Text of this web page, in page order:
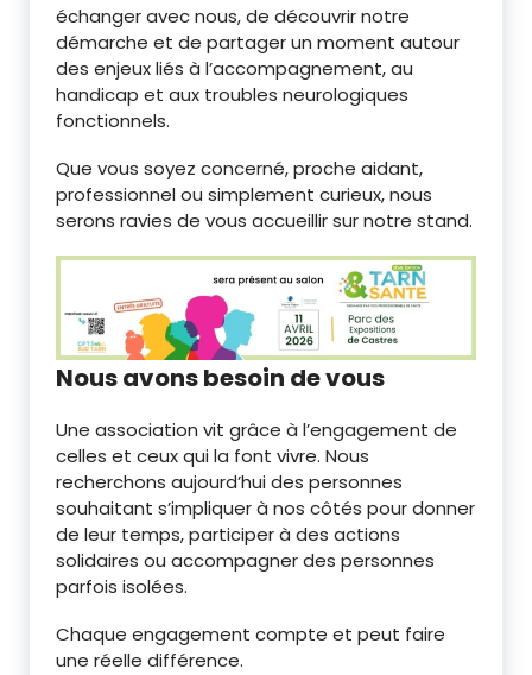
échanger avec nous, de découvrir notre
démarche et de partager un moment autour
des enjeux liés à l’accompagnement, au
handicap et aux troubles neurologiques
fonctionnels.
Que vous soyez concerné, proche aidant,
professionnel ou simplement curieux, nous
serons ravies de vous accueillir sur notre stand.
Nous avons besoin de vous
Une association vit grâce à l’engagement de
celles et ceux qui la font vivre. Nous
recherchons aujourd’hui des personnes
souhaitant s’impliquer à nos côtés pour donner
de leur temps, participer à des actions
solidaires ou accompagner des personnes
parfois isolées.
Chaque engagement compte et peut faire
une réelle différence.